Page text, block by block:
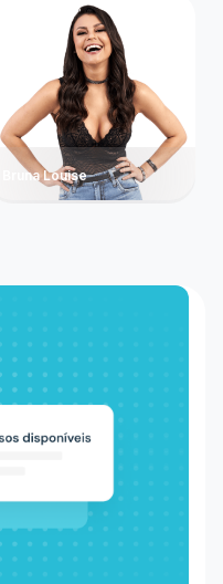
Bruna Louise